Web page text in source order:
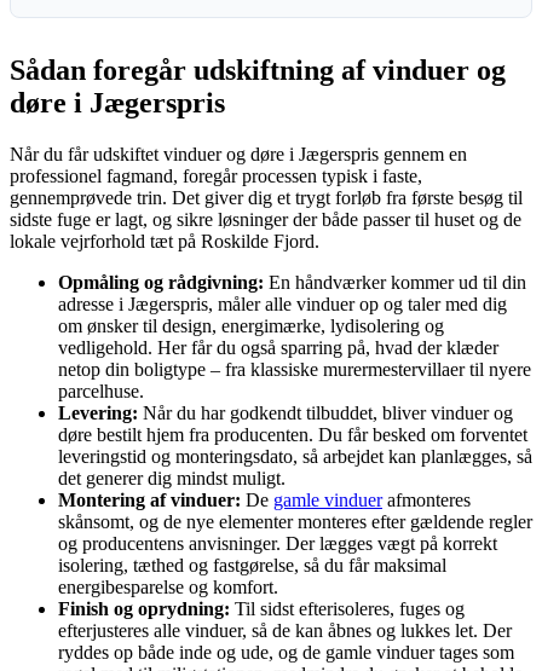
Sådan foregår udskiftning af vinduer og
døre i Jægerspris
Når du får udskiftet vinduer og døre i Jægerspris gennem en
professionel fagmand, foregår processen typisk i faste,
gennemprøvede trin. Det giver dig et trygt forløb fra første besøg til
sidste fuge er lagt, og sikre løsninger der både passer til huset og de
lokale vejrforhold tæt på Roskilde Fjord.
Opmåling og rådgivning: En håndværker kommer ud til din
adresse i Jægerspris, måler alle vinduer op og taler med dig
om ønsker til design, energimærke, lydisolering og
vedligehold. Her får du også sparring på, hvad der klæder
netop din boligtype – fra klassiske murermestervillaer til nyere
parcelhuse.
Levering: Når du har godkendt tilbuddet, bliver vinduer og
døre bestilt hjem fra producenten. Du får besked om forventet
leveringstid og monteringsdato, så arbejdet kan planlægges, så
det generer dig mindst muligt.
Montering af vinduer: De gamle vinduerafmonteres
skånsomt, og de nye elementer monteres efter gældende regler
og producentens anvisninger. Der lægges vægt på korrekt
isolering, tæthed og fastgørelse, så du får maksimal
energibesparelse og komfort.
Finish og oprydning: Til sidst efterisoleres, fuges og
efterjusteres alle vinduer, så de kan åbnes og lukkes let. Der
ryddes op både inde og ude, og de gamle vinduer tages som